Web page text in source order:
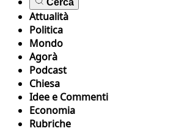
Cerca
Attualità
Politica
Mondo
Agorà
Podcast
Chiesa
Idee e Commenti
Economia
Rubriche